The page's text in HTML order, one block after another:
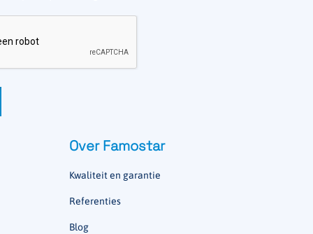
Over Famostar
Kwaliteit en garantie
Referenties
Blog